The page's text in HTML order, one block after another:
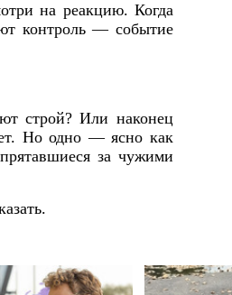
на реакцию. Когда
контроль — событие
строй? Или наконец
Но одно — ясно как
за чужими